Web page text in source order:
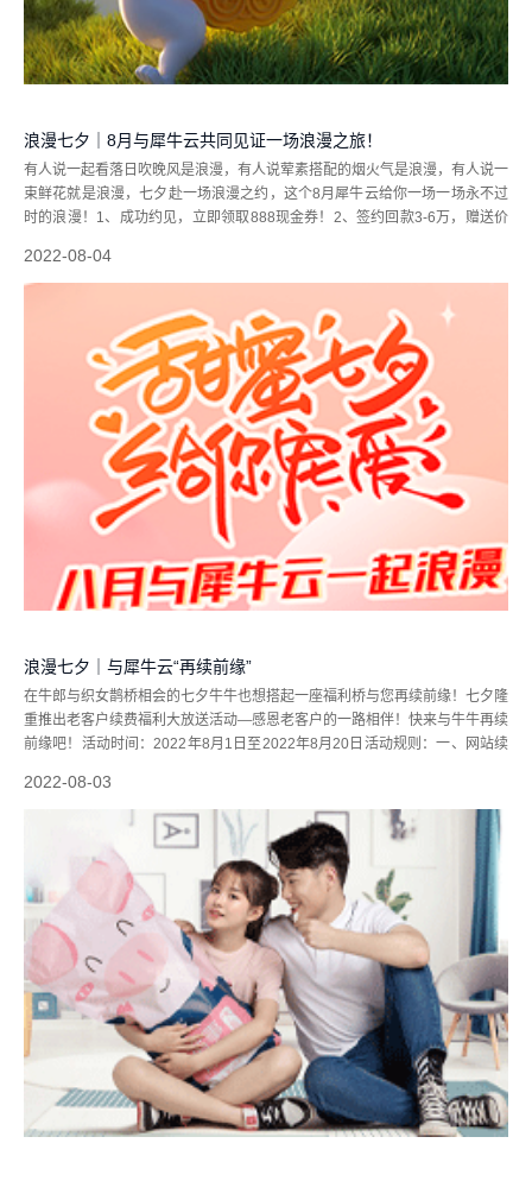
浪漫七夕｜8月与犀牛云共同见证一场浪漫之旅！
有人说一起看落日吹晚风是浪漫，有人说荤素搭配的烟火气是浪漫，有人说一
束鲜花就是浪漫，七夕赴一场浪漫之约，这个8月犀牛云给你一场一场永不过
时的浪漫！1、成功约见，立即领取888现金券！2、签约回款3-6万，赠送价
签约回款6-10...
2022-08-04
浪漫七夕｜与犀牛云“再续前缘”
在牛郎与织女鹊桥相会的七夕牛牛也想搭起一座福利桥与您再续前缘！七夕隆
重推出老客户续费福利大放送活动—感恩老客户的一路相伴！快来与牛牛再续
前缘吧！活动时间：2022年8月1日至2022年8月20日活动规则：一、网站续
*24包*2箱...
2022-08-03